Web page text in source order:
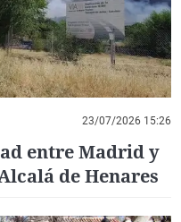
23/07/2026 15:26
entre Madrid y
de Henares